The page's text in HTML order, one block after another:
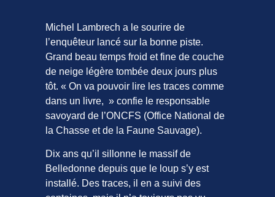
Michel Lambrech a le sourire de
l’enquêteur lancé sur la bonne piste.
Grand beau temps froid et fine de couche
de neige légère tombée deux jours plus
tôt. « On va pouvoir lire les traces comme
dans un livre, » confie le responsable
savoyard de l’ONCFS (Office National de
la Chasse et de la Faune Sauvage).
Dix ans qu’il sillonne le massif de
Belledonne depuis que le loup s’y est
installé. Des traces, il en a suivi des